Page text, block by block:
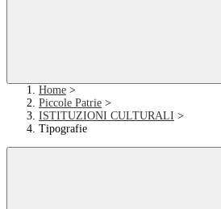
Home >
Piccole Patrie >
ISTITUZIONI CULTURALI >
Tipografie